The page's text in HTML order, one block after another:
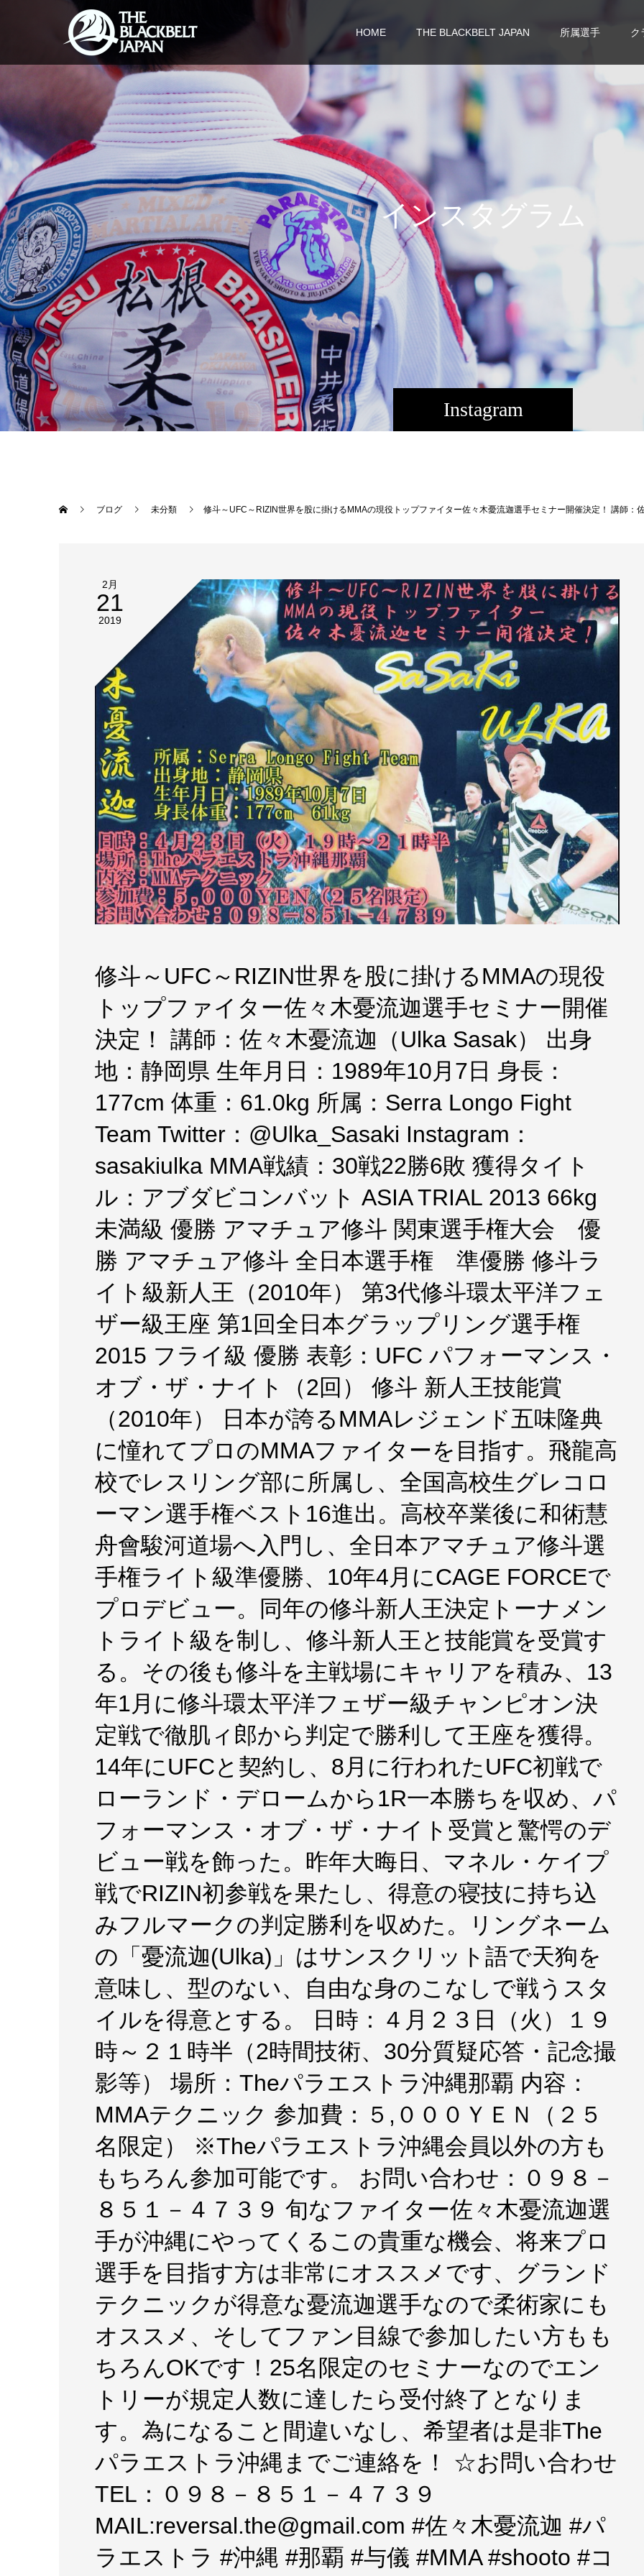
HOME THE BLACKBELT JAPAN 所属選手 ク
Instagram
インスタグラ ム
ブログ 未分類 修斗～UFC～RIZIN世界を股に掛けるMMAの現役トップファイター佐々木憂流迦選手セミナー開催決定！ 講師：佐々木憂流迦（Ulka Sasak） 出身地：静岡県 生年月日：1989年10月7日 身長：177cm 体重：61.0kg 所属：Serra Longo Fight Team Twitter：@Ulka_Sasaki Instagram：sasakiulka MMA戦績：30戦22勝6敗 獲得タイトル：アブダビコンバット ASIA TRIAL 2013 66kg未満級 優勝 アマチュア修斗 関東選手権大会 優勝 アマチュア修斗 全日本選手権 準優勝 修斗ライト級新人王（2010年） 第3代修斗環太平洋フェザー級王座 第1回全日本グラップリング選手権2015 フライ級 優勝 表彰：UFC パフォーマンス・オブ・ザ・ナイト（2回） 修斗 新人王技能賞（2010年） 日本が誇るMMAレジェンド五味隆典に憧れてプロのMMAファイターを目指す。飛龍高校でレスリング部に所属し、全国高校生グレコローマン選手権ベスト16進出。高校卒業後に和術慧舟會駿河道場へ入門し、全日本アマチュア修斗選手権ライト級準優勝、10年4月にCAGE FORCEでプロデビュー。同年の修斗新人王決定トーナメントライト級を制し、修斗新人王と技能賞を受賞する。その後も修斗を主戦場にキャリアを積み、13年1月に修斗環太平洋フェザー級チャンピオン決定戦で徹肌ィ郎から判定で勝利して王座を獲得。14年にUFCと契約し、8月に行われたUFC初戦でローランド・デロームから1R一本勝ちを収め、パフォーマンス・オブ・ザ・ナイト受賞と驚愕のデビュー戦を飾った。昨年大晦日、マネル・ケイプ 戦でRIZIN初参戦を果たし、得意の寝技に持ち込みフルマークの判定勝利を収めた。リングネームの「憂流迦(Ulka)」はサンスクリット語で天狗を意味し、型のない、自由な身のこなしで戦
2月
21
2019
修斗～UFC～RIZIN世界を股に掛けるMMAの現役
トップファイター佐々木憂流迦選手セミナー開催
決定！ 講師：佐々木憂流迦（Ulka Sasak） 出身
地：静岡県 生年月日：1989年10月7日 身長：
177cm 体重：61.0kg 所属：Serra Longo Fight
Team Twitter：@Ulka_Sasaki Instagram：
sasakiulka MMA戦績：30戦22勝6敗 獲得タイト
ル：アブダビコンバット ASIA TRIAL 2013 66kg
未満級 優勝 アマチュア修斗 関東選手権大会 優
勝 アマチュア修斗 全日本選手権 準優勝 修斗ラ
イト級新人王（2010年） 第3代修斗環太平洋フェ
ザー級王座 第1回全日本グラップリング選手権
2015 フライ級 優勝 表彰：UFC パフォーマンス・
オブ・ザ・ナイト（2回） 修斗 新人王技能賞
（2010年） 日本が誇るMMAレジェンド五味隆典
に憧れてプロのMMAファイターを目指す。飛龍高
校でレスリング部に所属し、全国高校生グレコロ
ーマン選手権ベスト16進出。高校卒業後に和術慧
舟會駿河道場へ入門し、全日本アマチュア修斗選
手権ライト級準優勝、10年4月にCAGE FORCEで
プロデビュー。同年の修斗新人王決定トーナメン
トライト級を制し、修斗新人王と技能賞を受賞す
る。その後も修斗を主戦場にキャリアを積み、13
年1月に修斗環太平洋フェザー級チャンピオン決
定戦で徹肌ィ郎から判定で勝利して王座を獲得。
14年にUFCと契約し、8月に行われたUFC初戦で
ローランド・デロームから1R一本勝ちを収め、パ
フォーマンス・オブ・ザ・ナイト受賞と驚愕のデ
ビュー戦を飾った。昨年大晦日、マネル・ケイプ
戦でRIZIN初参戦を果たし、得意の寝技に持ち込
みフルマークの判定勝利を収めた。リングネーム
の「憂流迦(Ulka)」はサンスクリット語で天狗を
意味し、型のない、自由な身のこなしで戦うスタ
イルを得意とする。 日時：４月２３日（火）１９
時～２１時半（2時間技術、30分質疑応答・記念撮
影等） 場所：Theパラエストラ沖縄那覇 内容：
MMAテクニック 参加費：５,０００ＹＥＮ（２５
名限定） ※Theパラエストラ沖縄会員以外の方も
もちろん参加可能です。 お問い合わせ：０９８－
８５１－４７３９ 旬なファイター佐々木憂流迦選
手が沖縄にやってくるこの貴重な機会、将来プロ
選手を目指す方は非常にオススメです、グランド
テクニックが得意な憂流迦選手なので柔術家にも
オススメ、そしてファン目線で参加したい方もも
ちろんOKです！25名限定のセミナーなのでエン
トリーが規定人数に達したら受付終了となりま
す。為になること間違いなし、希望者は是非The
パラエストラ沖縄までご連絡を！ ☆お問い合わせ
TEL：０９８－８５１－４７３９
MAIL:reversal.the@gmail.com #佐々木憂流迦 #パ
ラエストラ #沖縄 #那覇 #与儀 #MMA #shooto #コ